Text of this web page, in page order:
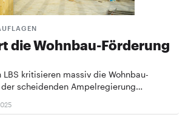
die Wohnbau-Förderung
LBS kritisieren massiv die Wohnbau-
scheidenden Ampelregierung…